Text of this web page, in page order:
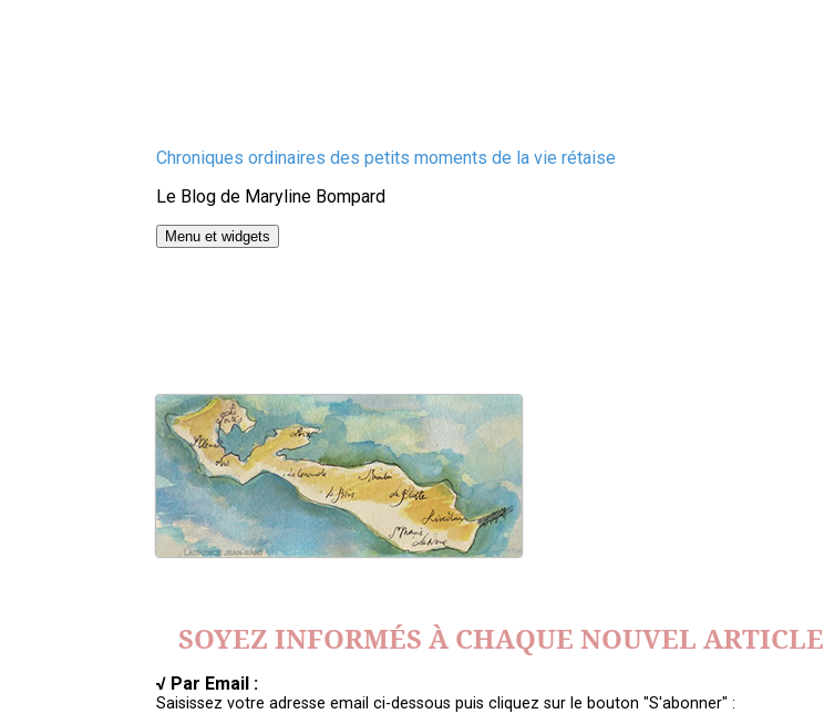
Chroniques ordinaires des petits moments de la vie rétaise
Le Blog de Maryline Bompard
Menu et widgets
SOYEZ INFORMÉS À CHAQUE NOUVEL ARTICLE
√ Par Email :
Saisissez votre adresse email ci-dessous puis cliquez sur le bouton "S'abonner" :